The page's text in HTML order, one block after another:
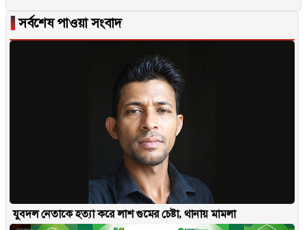
▐সর্বশেষ পাওয়া সংবাদ
যুবদল নেতাকে হত্যা করে লাশ গুমের চেষ্টা, থানায় মামলা